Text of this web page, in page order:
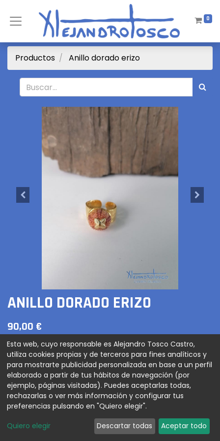
0
Productos Anillo dorado erizo
ANILLO DORADO ERIZO
90,00 €
AGREGAR AL CARRITO
Anillo baño de oro con erizo natural
Términos y condiciones
Esta web, cuyo responsable es Alejandro Tosco Castro,
utiliza cookies propias y de terceros para fines analíticos y
para mostrarte publicidad personalizada en base a un perfil
elaborado a partir de tus hábitos de navegación (por
ejemplo, páginas visitadas). Puedes aceptarlas todas,
rechazarlas o ver más información y configurar tus
preferencias pulsando en "Quiero elegir".
Quiero elegir Descartar todas Aceptar todo